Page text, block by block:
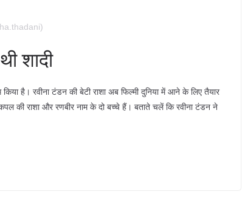
शादी
है। रवीना टंडन की बेटी राशा अब फिल्मी दुनिया में आने के लिए तैयार
की राशा और रणबीर नाम के दो बच्चे हैं। बताते चलें कि रवीना टंडन ने